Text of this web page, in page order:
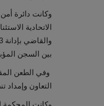
وكانت دائرة
بين السجن
التعاون وإمداد
وكانت المحكمة